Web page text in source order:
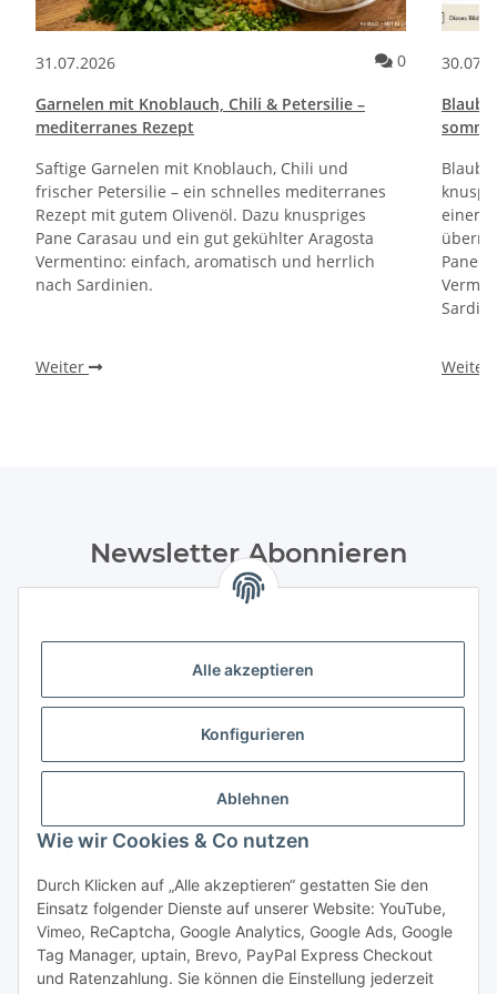
Alle akzeptieren
Konfigurieren
Ablehnen
Wie wir Cookies & Co nutzen
Durch Klicken auf „Alle akzeptieren“ gestatten Sie den
Einsatz folgender Dienste auf unserer Website: YouTube,
Vimeo, ReCaptcha, Google Analytics, Google Ads, Google
Tag Manager, uptain, Brevo, PayPal Express Checkout
und Ratenzahlung. Sie können die Einstellung jederzeit
Kommentare zum Artikel Pane e Cipolle Rezept | Italienische
31.07.2026 0
Garnelen mit Knoblauch, Chili & Petersilie –
mediterranes Rezept
Saftige Garnelen mit Knoblauch, Chili und
frischer Petersilie – ein schnelles mediterranes
Rezept mit gutem Olivenöl. Dazu knuspriges
Pane Carasau und ein gut gekühlter Aragosta
Vermentino: einfach, aromatisch und herrlich
nach Sardinien.
Weiter
einem
Pane
Weiter
Newsletter Abonnieren
Bitte senden Sie mir entsprechend Ihrer
Informationen zu Ihrem Produktsortiment Weine und
Feinkost per E-Mail zu. Durch die Bestätigung
des „Abonnieren“-Buttons stimme ich zusätzlich der Analyse
durch individuelle Messung, Speicherung und Auswertung
von Öffnungsraten und der Klickraten zur Optimierung und
Gestaltung zukünftiger Newsletter zu. Hierfür wird
ausgewertet. Ein direkter Bezug zu meiner Person wird dabei
ausgeschlossen. Meine Einwilligung kann ich jederzeit mit
Wirkung für die Zukunft über den Link in unserem Newsletter
abbestellen / widerrufen.
Abonnieren
Newsletter Abonnieren